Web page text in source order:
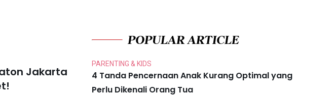
Jakarta
POPULAR ARTICLE
PARENTING & KIDS
4 Tanda Pencernaan Anak Kurang Optimal yang
Perlu Dikenali Orang Tua